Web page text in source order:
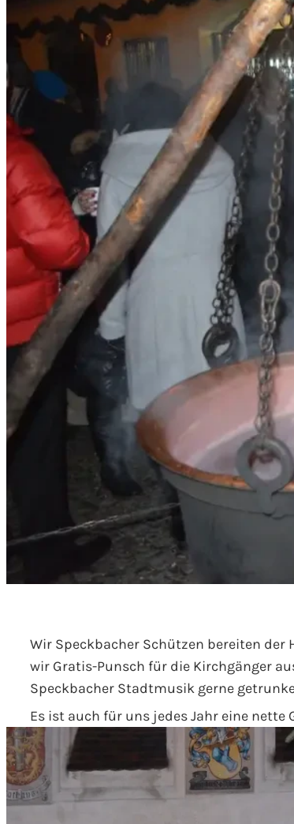
Wir Speckbacher Schützen bereiten der
wir Gratis-Punsch für die Kirchgänger
Speckbacher Stadtmusik gerne
Es ist auch für uns jedes Jahr eine